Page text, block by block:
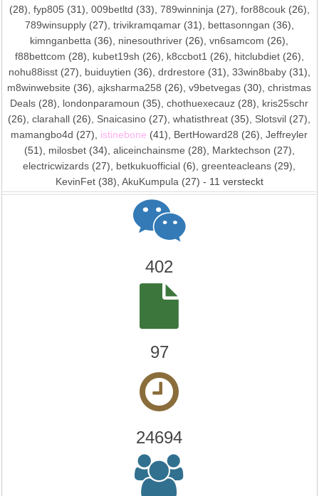
(28), fyp805 (31), 009betltd (33), 789winninja(27), for88couk(26),
789winsupply(27), trivikramqamar(31), bettasonngan (36),
kimnganbetta (36), ninesouthriver (26),vn6samcom (26),
f88bettcom (28), kubet19sh (26), k8ccbot1 (26), hitclubdiet(26),
nohu88isst(27), buiduytien (36), drdrestore (31), 33win8baby(31),
m8winwebsite (36),ajksharma258 (26),v9betvegas (30),christmas
Deals (28), londonparamoun (35),chothuexecauz (28), kris25schr
(26),clarahall (26), Snaicasino (27),whatisthreat (35), Slotsvil (27),
mamangbo4d (27), istinebone (41), BertHoward28 (26),Jeffreyler
(51), milosbet(34), aliceinchainsme (28), Marktechson (27),
electricwizards (27), betkukuofficial (6),greenteacleans (29),
KevinFet(38), AkuKumpula(27) - 11 versteckt
402
97
24694